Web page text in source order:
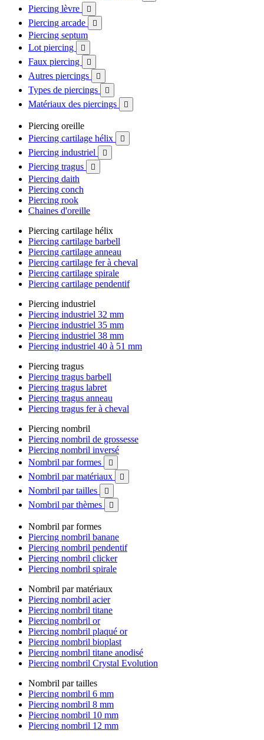
Piercing lèvre 
Piercing arcade 
Piercing septum
Lot piercing

Faux piercing 
Autres piercings 
Types de piercings 
Matériaux des piercings 
Piercing oreille
Piercing cartilage hélix

Piercing industriel 
Piercing tragus 
Piercing daith
Piercing conch
Piercing rook
Chaines d'oreille
Piercing cartilage hélix
Piercing cartilage barbell
Piercing cartilage anneau
Piercing cartilage fer à cheval
Piercing cartilage spirale
Piercing cartilage pendentif
Piercing industriel
Piercing industriel 32 mm
Piercing industriel 35 mm
Piercing industriel 38 mm
Piercing industriel 40 à 51 mm
Piercing tragus
Piercing tragus barbell
Piercing tragus labret
Piercing tragus anneau
Piercing tragus fer à cheval
Piercing nombril
Piercing nombril de grossesse
Piercing nombril inversé
Nombril par formes

Nombril par matériaux 
Nombril par tailles 
Nombril par thèmes 
Nombril par formes
Piercing nombril banane
Piercing nombril pendentif
Piercing nombril clicker
Piercing nombril spirale
Nombril par matériaux
Piercing nombril acier
Piercing nombril titane
Piercing nombril or
Piercing nombril plaqué or
Piercing nombril bioplast
Piercing nombril titane anodisé
Piercing nombril Crystal Evolution
Nombril par tailles
Piercing nombril 6 mm
Piercing nombril 8 mm
Piercing nombril 10 mm
Piercing nombril 12 mm